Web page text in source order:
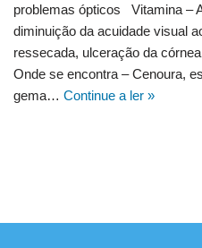
problemas ópticos Vitamina –
diminuição da acuidade visual
ressecada, ulceração da
Onde se encontra – Cenoura,
gema… Continue a ler »